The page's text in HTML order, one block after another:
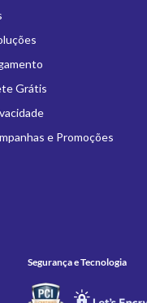
Grátis
e Promoções
Segurança e Tecnologia